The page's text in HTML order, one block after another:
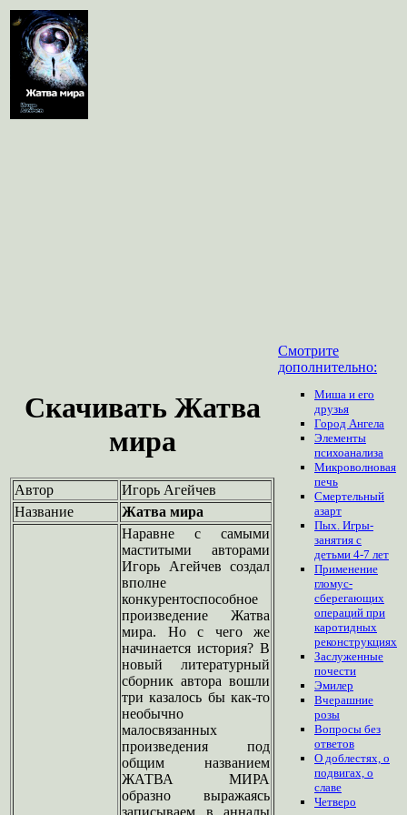
Скачивать Жатва
мира
Автор
Игорь Агейчев
Название
Жатва мира
Наравне с самыми
маститыми авторами
Игорь Агейчев создал
вполне
конкурентоспособное
произведение Жатва
мира. Но с чего же
начинается история? В
новый литературный
сборник автора вошли
три казалось бы как-то
необычно
малосвязанных
произведения под
общим названием
ЖАТВА МИРА
образно выражаясь
Смотрите
дополнительно:
Миша и его
друзья
Город Ангела
Элементы
психоанализа
Микроволновая
печь
Смертельный
азарт
Пых. Игры-
занятия с
детьми 4-7 лет
Применение
гломус-
сберегающих
операций при
каротидных
реконструкциях
Заслуженные
почести
Эмилер
Вчерашние
розы
Вопросы без
ответов
О доблестях, о
подвигах, о
славе
Четверо